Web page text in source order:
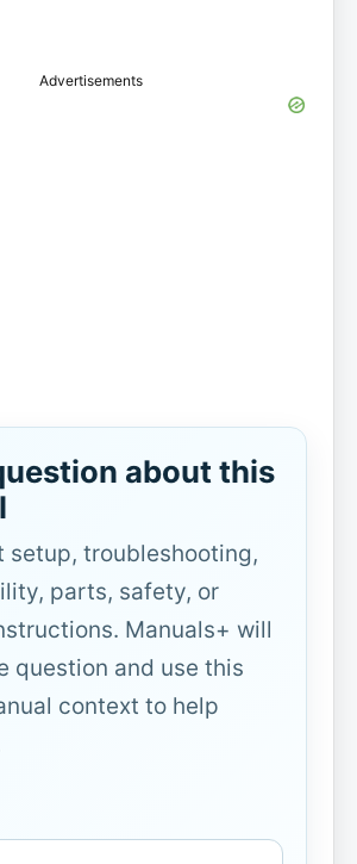
Advertisements
about this
setup, troubleshooting,
parts, safety, or
Manuals+ will
question and use this
context to help